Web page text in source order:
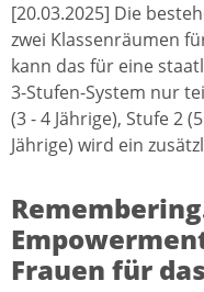
[20.03.2025] Die
zwei Klassenräumen
kann das für eine
3-Stufen-System nur
(3 - 4 Jährige), Stufe 2
Jährige) wird ein
Frauen für